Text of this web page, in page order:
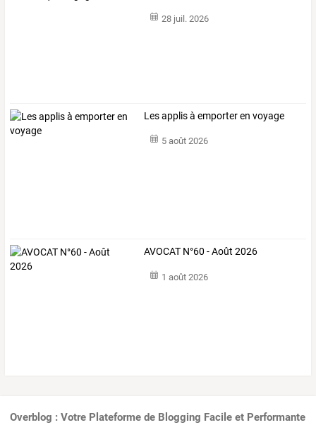
28 juil. 2026
Les applis à emporter en voyage
5 août 2026
AVOCAT N°60 - Août 2026
1 août 2026
Overblog : Votre Plateforme de Blogging Facile et Performante